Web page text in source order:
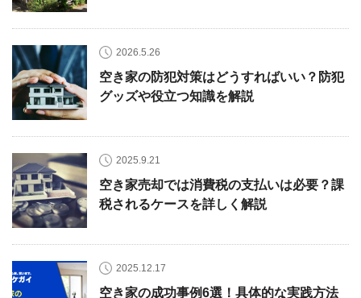
2026.5.26
空き家の防犯対策はどうすればいい？防犯
グッズや役立つ知識を解説
2025.9.21
空き家売却では消費税の支払いは必要？課
税されるケースを詳しく解説
2025.12.17
空き家の成功事例6選！具体的な実践方法